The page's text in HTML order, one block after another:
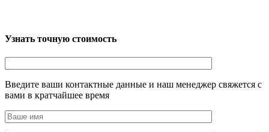
Узнать точную стоимость
Введите ваши контактные данные и наш менеджер свяжется с
вами в кратчайшее время